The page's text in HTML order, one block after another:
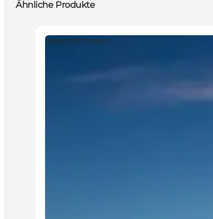
Ähnliche Produkte
Veranstaltungen